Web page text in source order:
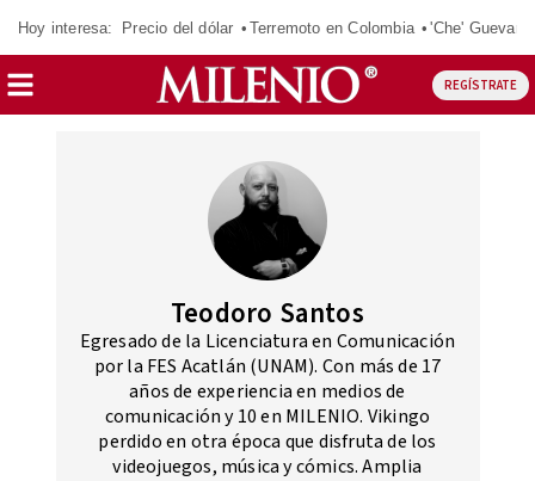
Hoy interesa: Precio del dólar Terremoto en Colombia 'Che' Guevara
REGÍSTRATE
Teodoro Santos
Egresado de la Licenciatura en Comunicación
por la FES Acatlán (UNAM). Con más de 17
años de experiencia en medios de
comunicación y 10 en MILENIO. Vikingo
perdido en otra época que disfruta de los
videojuegos, música y cómics. Amplia